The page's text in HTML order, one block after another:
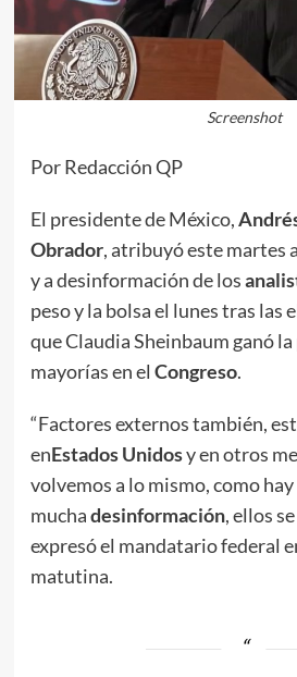
Screenshot
Por Redacción QP
El presidente de México,
Obrador, atribuyó este martes
y a desinformación de los
peso y la bolsa el lunes tras las
que Claudia Sheinbaum ganó la
mayorías en el Congreso.
“Factores externos también,
enEstados Unidosy en otros
volvemos a lo mismo, como hay
muchadesinformación, ellos
expresó el mandatario federal
matutina.